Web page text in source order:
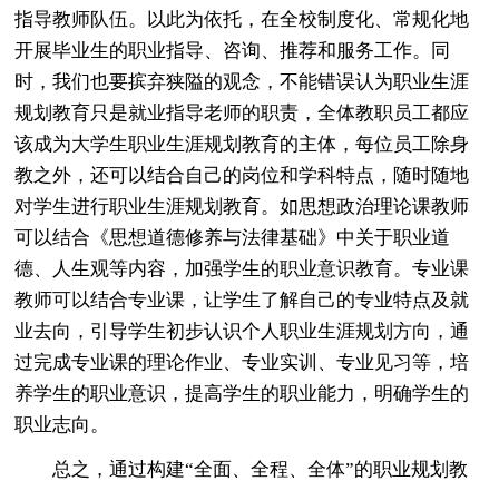
指导教师队伍。以此为依托，在全校制度化、常规化地
开展毕业生的职业指导、咨询、推荐和服务工作。同
时，我们也要摈弃狭隘的观念，不能错误认为职业生涯
规划教育只是就业指导老师的职责，全体教职员工都应
该成为大学生职业生涯规划教育的主体，每位员工除身
教之外，还可以结合自己的岗位和学科特点，随时随地
对学生进行职业生涯规划教育。如思想政治理论课教师
可以结合《思想道德修养与法律基础》中关于职业道
德、人生观等内容，加强学生的职业意识教育。专业课
教师可以结合专业课，让学生了解自己的专业特点及就
业去向，引导学生初步认识个人职业生涯规划方向，通
过完成专业课的理论作业、专业实训、专业见习等，培
养学生的职业意识，提高学生的职业能力，明确学生的
职业志向。
总之，通过构建“全面、全程、全体”的职业规划教